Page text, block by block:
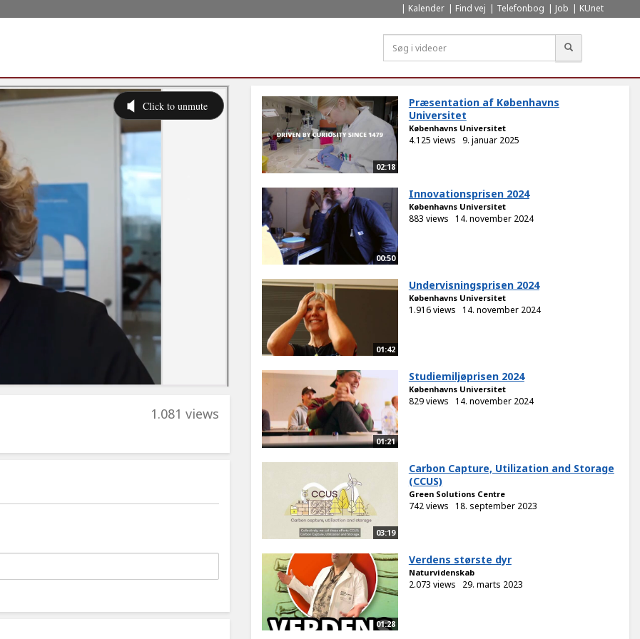
Kalender Find vej Telefonbog Job KUnet
1.081 views
02:18
Præsentation af Københavns
Universitet
Københavns Universitet
4.125 views 9. januar 2025
00:50
Innovationsprisen 2024
Københavns Universitet
883 views 14. november 2024
01:42
Undervisningsprisen 2024
Københavns Universitet
1.916 views 14. november 2024
01:21
Studiemiljøprisen 2024
Københavns Universitet
829 views 14. november 2024
03:19
Carbon Capture, Utilization and Storage
(CCUS)
Green Solutions Centre
742 views 18. september 2023
01:28
Verdens største dyr
Naturvidenskab
2.073 views 29. marts 2023